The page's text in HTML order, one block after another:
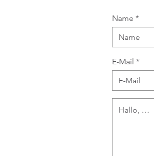
Name
E-Mail